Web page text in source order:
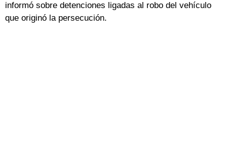
informó sobre detenciones ligadas al robo del vehículo
que originó la persecución.